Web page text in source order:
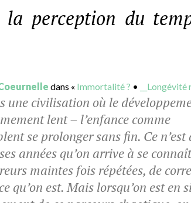
la perception du
dans « Immortalité ? •
une civilisation où le
lent – l’enfance comme
se prolonger sans fin. Ce n’est
années qu’on arrive à se
maintes fois répétées, de
qu’on est. Mais lorsqu’on est en